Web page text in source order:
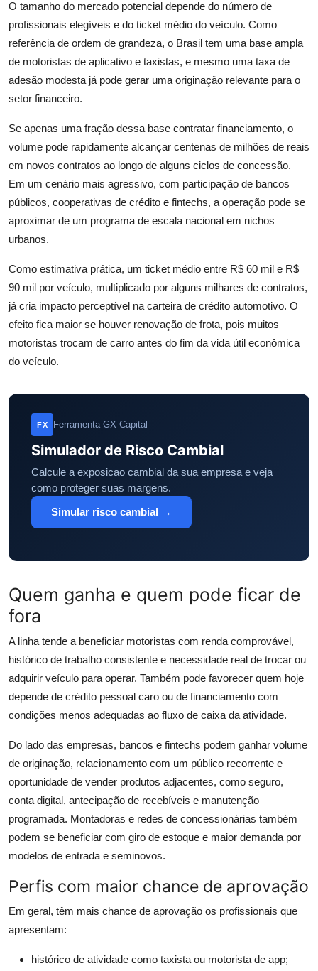
O tamanho do mercado potencial depende do número de
profissionais elegíveis e do ticket médio do veículo. Como
referência de ordem de grandeza, o Brasil tem uma base ampla
de motoristas de aplicativo e taxistas, e mesmo uma taxa de
adesão modesta já pode gerar uma originação relevante para o
setor financeiro.
Se apenas uma fração dessa base contratar financiamento, o
volume pode rapidamente alcançar centenas de milhões de reais
em novos contratos ao longo de alguns ciclos de concessão.
Em um cenário mais agressivo, com participação de bancos
públicos, cooperativas de crédito e fintechs, a operação pode se
aproximar de um programa de escala nacional em nichos
urbanos.
Como estimativa prática, um ticket médio entre R$ 60 mil e R$
90 mil por veículo, multiplicado por alguns milhares de contratos,
já cria impacto perceptível na carteira de crédito automotivo. O
efeito fica maior se houver renovação de frota, pois muitos
motoristas trocam de carro antes do fim da vida útil econômica
do veículo.
FX Ferramenta GX Capital
Simulador de Risco Cambial
Calcule a exposicao cambial da sua empresa e veja
como proteger suas margens.
Simular risco cambial →
Quem ganha e quem pode ficar de
fora
A linha tende a beneficiar motoristas com renda comprovável,
histórico de trabalho consistente e necessidade real de trocar ou
adquirir veículo para operar. Também pode favorecer quem hoje
depende de crédito pessoal caro ou de financiamento com
condições menos adequadas ao fluxo de caixa da atividade.
Do lado das empresas, bancos e fintechs podem ganhar volume
de originação, relacionamento com um público recorrente e
oportunidade de vender produtos adjacentes, como seguro,
conta digital, antecipação de recebíveis e manutenção
programada. Montadoras e redes de concessionárias também
podem se beneficiar com giro de estoque e maior demanda por
modelos de entrada e seminovos.
Perfis com maior chance de aprovação
Em geral, têm mais chance de aprovação os profissionais que
apresentam:
histórico de atividade como taxista ou motorista de app;